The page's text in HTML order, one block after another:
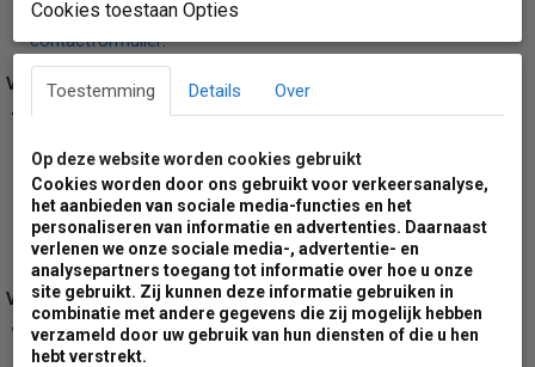
voordat je gaat bestellen, neem dan contact met ons op via ons
contactformulier.
Verzendmethode:
Dit product wordt tot en met een aantal van 10 stuks verzonden
voor bestellingen met meer dan 10 artikelen zal de levering
uitgevoerd worden met groot pallet transport. Hierbij dien je er
rekening mee te houden dat de zending door de ontvanger gelost
dient te worden.
Verzendkosten:
Wij rekenen minimale verzendkosten voor ons gehele
assortiment. Voor leveringen naar een van de Nederlandse
Cookies toestaan Opties
Toestemming Details Over
Op deze website worden cookies gebruikt
Cookies worden door ons gebruikt voor verkeersanalyse,
het aanbieden van sociale media-functies en het
personaliseren van informatie en advertenties. Daarnaast
verlenen we onze sociale media-, advertentie- en
analysepartners toegang tot informatie over hoe u onze
site gebruikt. Zij kunnen deze informatie gebruiken in
combinatie met andere gegevens die zij mogelijk hebben
verzameld door uw gebruik van hun diensten of die u hen
hebt verstrekt.